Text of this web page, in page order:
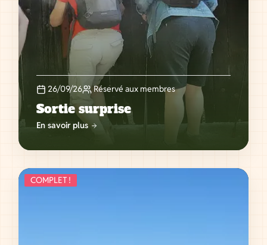
26/09/26 Réservé aux membres
Sortie surprise
En savoir plus
COMPLET !